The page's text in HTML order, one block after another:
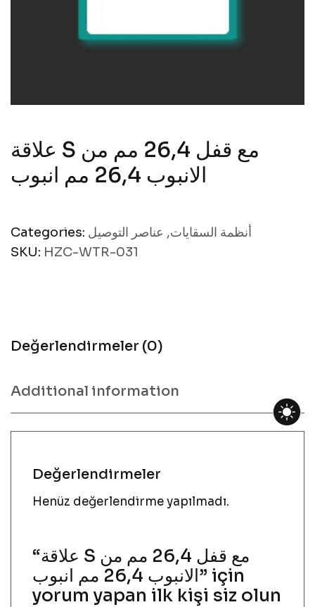
علاقة S مع قفل 26,4 مم من
الانبوب 26,4 مم انبوب
Categories: أنظمة السقايات, عناصر التوصيل
SKU: HZC-WTR-031
Değerlendirmeler (0)
Additional information
Değerlendirmeler
Henüz değerlendirme yapılmadı.
“علاقة S مع قفل 26,4 مم من
الانبوب 26,4 مم انبوب” için
yorum yapan ilk kişi siz olun